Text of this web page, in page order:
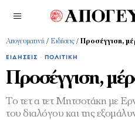
Απογευματινή / Ειδήσεις / Προσέγγιση,
ΕΙΔΉΣΕΙΣ · ΠΟΛΙΤΙΚΉ
Προσέγγιση,
Το τετ α τετ Μητσοτάκη με
του διαλόγου και της